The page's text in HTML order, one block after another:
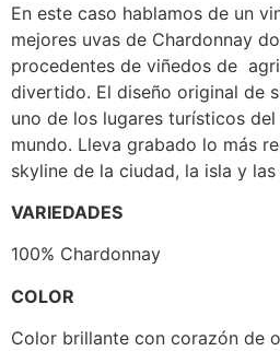
En este caso hablamos de un
mejores uvas de Chardonnay
procedentes de viñedos de
divertido. El diseño original de
uno de los lugares turísticos
mundo. Lleva grabado lo más
skyline de la ciudad, la isla y
VARIEDADES
100% Chardonnay
COLOR
Color brillante con corazón de